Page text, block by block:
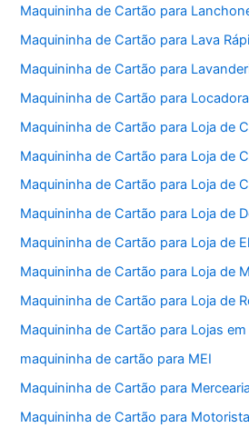
Maquininha de Cartão para
Maquininha de Cartão para Lava
Maquininha de Cartão para
Maquininha de Cartão para
Maquininha de Cartão para Loja de
Maquininha de Cartão para Loja de
Maquininha de Cartão para Loja de
Maquininha de Cartão para Loja de
Maquininha de Cartão para Loja de
Maquininha de Cartão para Loja de
Maquininha de Cartão para Loja de
Maquininha de Cartão para Lojas em
maquininha de cartão para MEI
Maquininha de Cartão para Mercearia
Maquininha de Cartão para